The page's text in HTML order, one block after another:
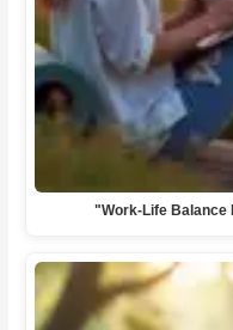
"Work-Life Balance